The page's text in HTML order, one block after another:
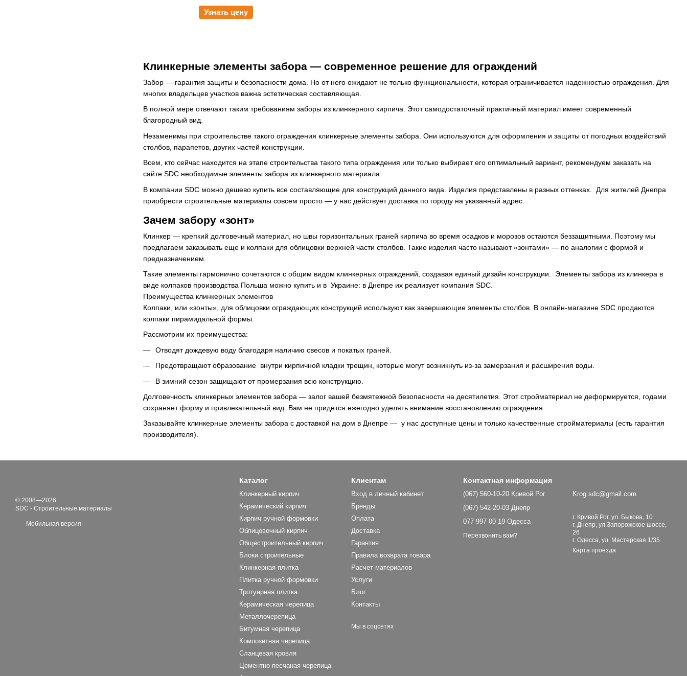
Клинкерные элементы забора ― современное решение для ограждений
Забор ― гарантия защиты и безопасности дома. Но от него ожидают не только функциональности, которая ограничивается надежностью ограждения. Для
многих владельцев участков важна эстетическая составляющая.
В полной мере отвечают таким требованиям заборы из клинкерного кирпича. Этот самодостаточный практичный материал имеет современный
благородный вид.
Незаменимы при строительстве такого ограждения клинкерные элементы забора. Они используются для оформления и защиты от погодных воздействий
столбов, парапетов, других частей конструкции.
Всем, кто сейчас находится на этапе строительства такого типа ограждения или только выбирает его оптимальный вариант, рекомендуем заказать на
сайте SDC необходимые элементы забора из клинкерного материала.
В компании SDC можно дешево купить все составляющие для конструкций данного вида. Изделия представлены в разных оттенках. Для жителей Днепра
приобрести строительные материалы совсем просто — у нас действует доставка по городу на указанный адрес.
Зачем забору «зонт»
Клинкер ― крепкий долговечный материал, но швы горизонтальных граней кирпича во время осадков и морозов остаются беззащитными. Поэтому мы
предлагаем заказывать еще и колпаки для облицовки верхней части столбов. Такие изделия часто называют «зонтами» — по аналогии с формой и
предназначением.
Такие элементы гармонично сочетаются с общим видом клинкерных ограждений, создавая единый дизайн конструкции. Элементы забора из клинкера в
виде колпаков производства Польша можно купить и в Украине: в Днепре их реализует компания SDC.
Преимущества клинкерных элементов
Колпаки, или «зонты», для облицовки ограждающих конструкций используют как завершающие элементы столбов. В онлайн-магазине SDC продаются
колпаки пирамидальной формы.
Рассмотрим их преимущества:
Отводят дождевую воду благодаря наличию свесов и покатых граней.
Предотвращают образование внутри кирпичной кладки трещин, которые могут возникнуть из-за замерзания и расширения воды.
В зимний сезон защищают от промерзания всю конструкцию.
Долговечность клинкерных элементов забора ― залог вашей безмятежной безопасности на десятилетия. Этот стройматериал не деформируется, годами
сохраняет форму и привлекательный вид. Вам не придется ежегодно уделять внимание восстановлению ограждения.
Заказывайте клинкерные элементы забора с доставкой на дом в Днепре — у нас доступные цены и только качественные стройматериалы (есть гарантия
производителя).
Узнать цену
© 2008—2026
SDC - Строительные материалы
Мобильная версия
Каталог
Клинкерный кирпич
Керамический кирпич
Кирпич ручной формовки
Облицовочный кирпич
Общестроительный кирпич
Блоки строительные
Клинкерная плитка
Плитка ручной формовки
Тротуарная плитка
Керамическая черепица
Металлочерепица
Битумная черепица
Композитная черепица
Сланцевая кровля
Цементно-песчаная черепица
Клиентам
Вход в личный кабинет
Бренды
Оплата
Доставка
Гарантия
Правила возврата товара
Расчет материалов
Услуги
Блог
Контакты
Мы в соцсетях
Контактная информация
(067) 560-10-20 Кривой Рог
(067) 542-20-03 Днепр
077 997 00 19 Одесса
Перезвонить вам?
Krog.sdc@gmail.com
г. Кривой Рог, ул. Быкова, 10
г. Днепр, ул.Запорожское шоссе,
26
г. Одесса, ул. Мастерская 1/35
Карта проезда